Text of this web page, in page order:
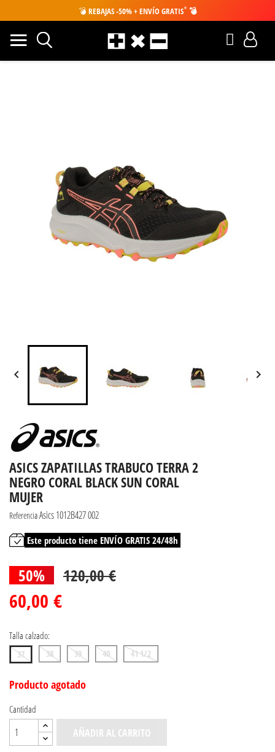
💣 REBAJAS -50% + ENVÍO GRATIS* 💣
 
ASICS ZAPATILLAS TRABUCO TERRA 2
NEGRO CORAL BLACK SUN CORAL
MUJER
ReferenciaAsics 1012B427 002
Este producto tiene ENVÍO GRATIS 24/48h
50% 120,00 €
60,00 €
Talla calzado:
37 38 39 40 41 1/2
Producto agotado
Cantidad
AÑADIR AL CARRITO